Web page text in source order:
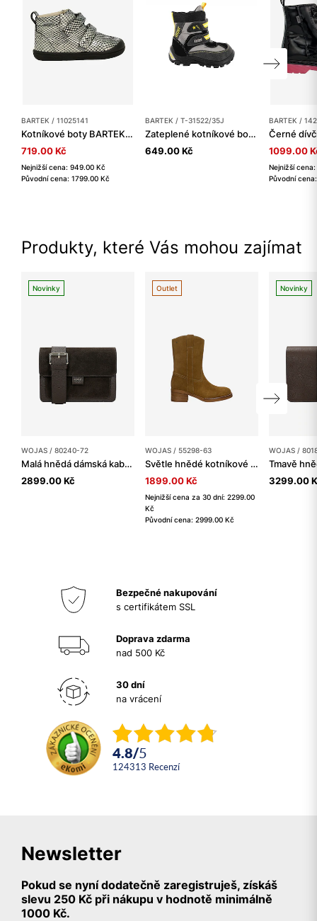
BARTEK / 11025141
Kotníkové boty BARTEK 11025141, pro dívky, černo-stříbrné
719.00 Kč
Nejnižší cena: 949.00 Kč
Původní cena: 1799.00 Kč
BARTEK / T-31522/35J
Zateplené kotníkové boty BARTEK T-31522/35J, šedo-žluté
649.00 Kč
BARTEK /
1099.00
Nejnižší
Původní
Produkty, které Vás mohou zajímat
Novinky
WOJAS / 80240-72
Malá hnědá dámská kabelka z kombinovaných kůží
2899.00 Kč
Outlet
WOJAS / 55298-63
Světle hnědé kotníkové boty na zip
1899.00 Kč
Nejnižší cena za 30 dní: 2299.00
Kč
Původní cena: 2999.00 Kč
Novinky
WOJAS /
3299.00
Bezpečné nakupování
s certifikátem SSL
Doprava zdarma
nad 500 Kč
30 dní
na vrácení
4.8/5
124313 recenzí
Newsletter
Pokud se nyní dodatečně zaregistruješ, získáš
slevu 250 Kč při nákupu v hodnotě minimálně
1000 Kč.